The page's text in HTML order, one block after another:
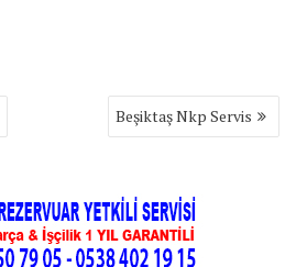
Beşiktaş Nkp Servis